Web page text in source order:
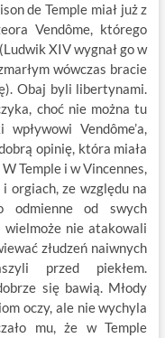
de Temple miał już z
Vendôme, którego
XIV wygnał go w
wówczas bracie
Obaj byli libertynami.
choć nie można tu
Vendôme’a,
opinię, która miała
Temple i w Vincennes,
orgiach, ze względu na
odmienne od swych
nie atakowali
złudzeń naiwnych
przed piekłem.
się bawią. Młody
oczy, ale nie wychyla
mu, że w Temple